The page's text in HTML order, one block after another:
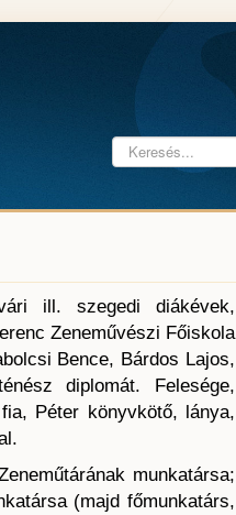
Keresés...
ill. szegedi diákévek,
Zeneművészi Főiskola
Bence, Bárdos Lajos,
diplomát. Felesége,
Péter könyvkötő, lánya,
munkatársa;
(majd főmunkatárs,